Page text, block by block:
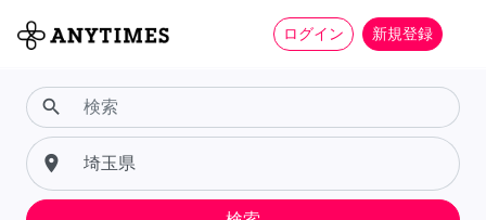
ログイン 新規登録
search
place